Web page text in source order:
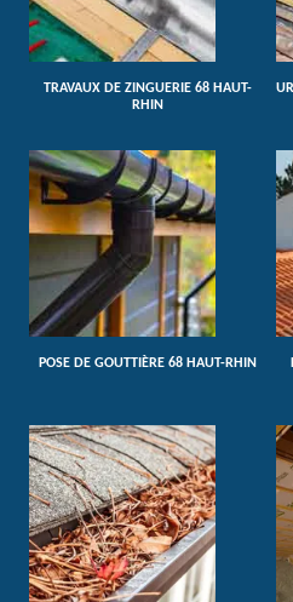
TRAVAUX DE ZINGUERIE 68 HAUT-
RHIN
POSE DE GOUTTIÈRE 68 HAUT-RHIN